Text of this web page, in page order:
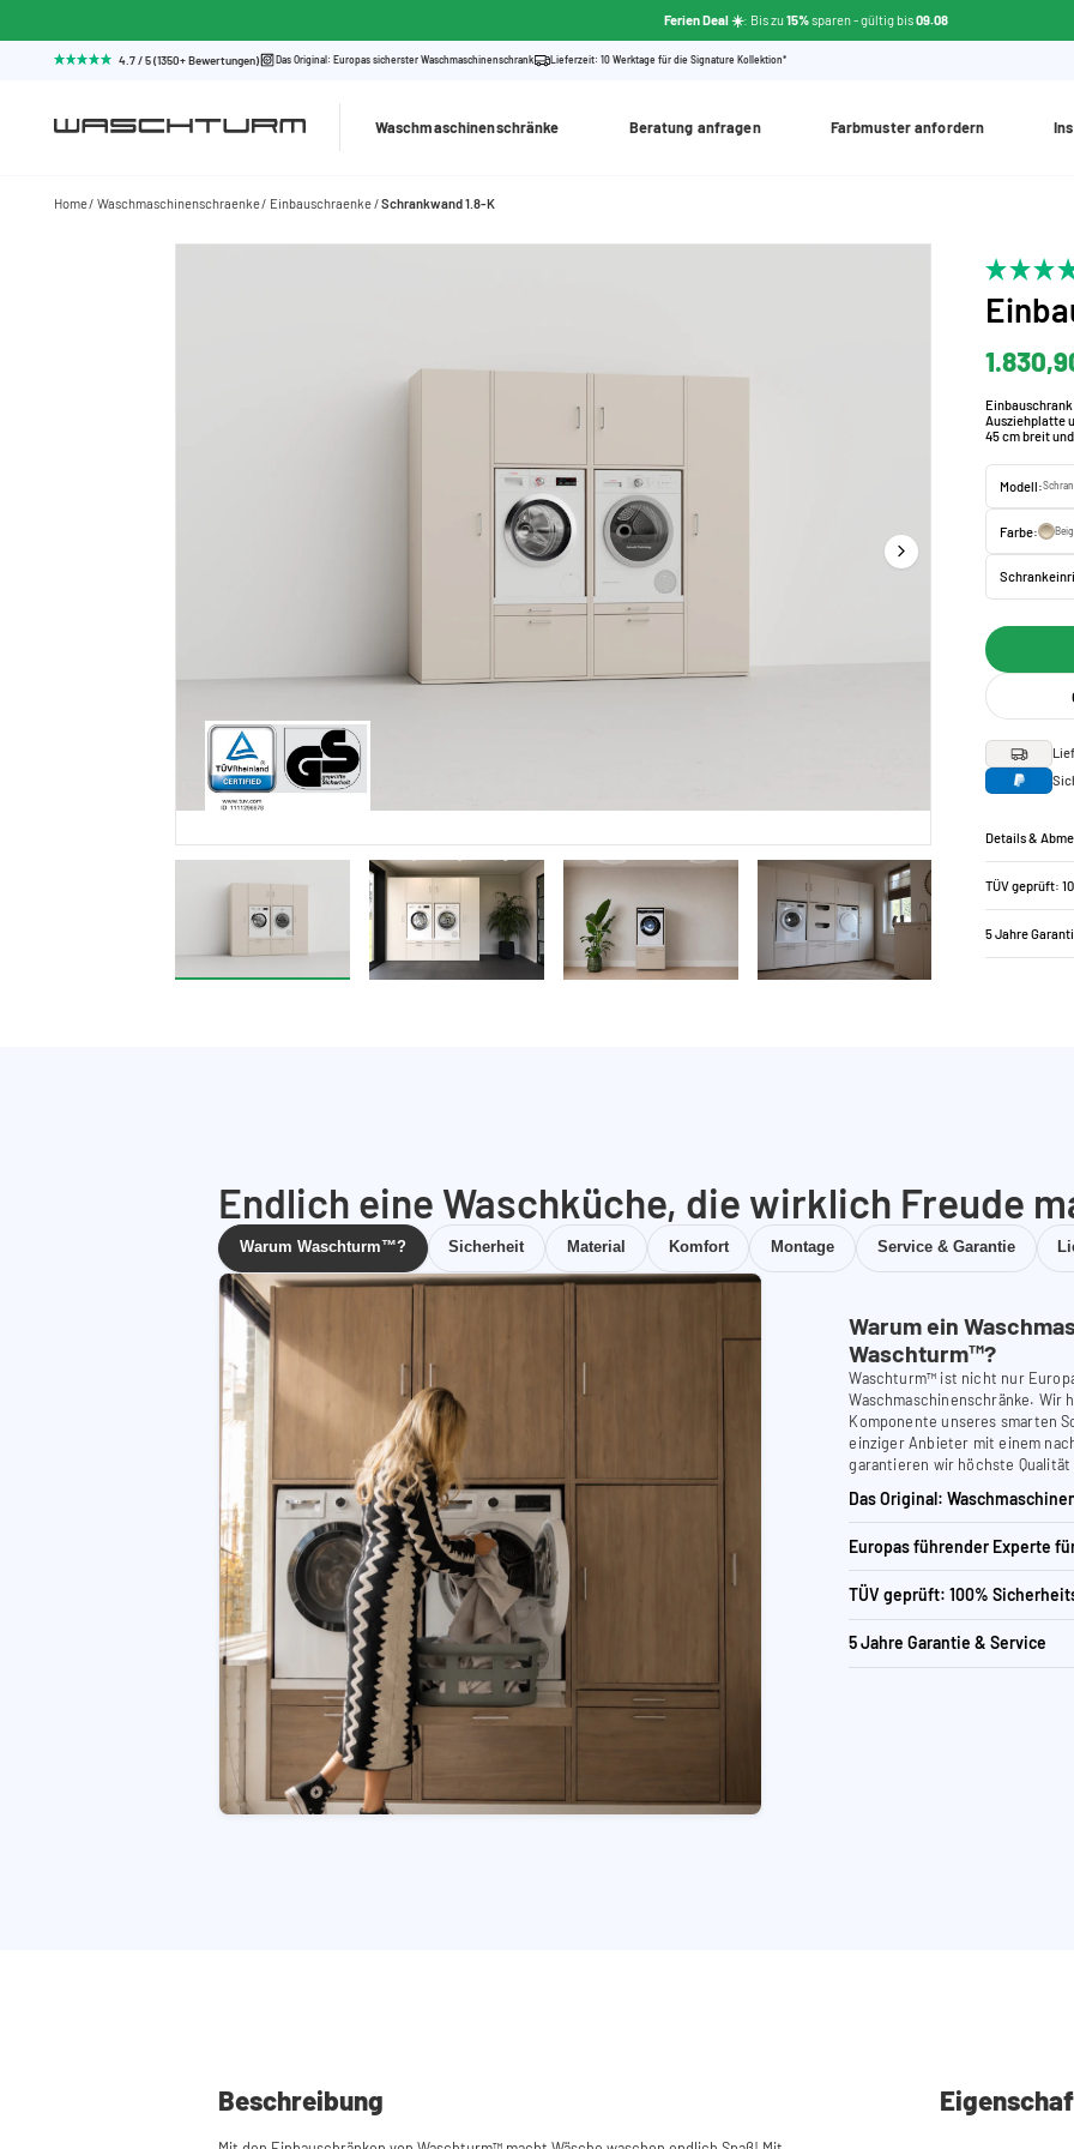
Ferien Deal ☀️: Bis zu15%sparen- gültig bis09.08
4.7 / 5 (1350+ Bewertungen) Das Original: Europas sicherster Waschmaschinenschrank Lieferzeit: 10 Werktage für die Signature Kollektion*
Waschmaschinenschränke Beratung anfragen Farbmuster anfordern
Home Waschmaschinenschraenke Einbauschraenke Schrankwand 1.8-K
Ausziehplatte
45 cm breit
Modell:
Farbe:
Details &
TÜV geprüft:
5 Jahre
Endlich eine Waschküche, die wirklich Freude
Warum Waschturm™? Sicherheit Material Komfort Montage Service & Garantie
Warum ein
Waschturm™?
Waschturm™ ist nicht nur
Waschmaschinenschränke. Wir
Komponente unseres smarten
einziger Anbieter mit einem
garantieren wir höchste
Das Original:
Europas führender Experte
TÜV geprüft: 100%
5 Jahre Garantie & Service
Beschreibung